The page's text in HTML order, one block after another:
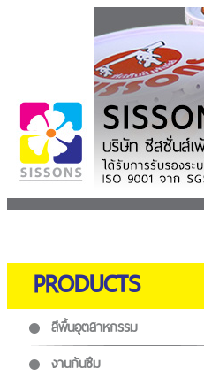
PRODUCTS
สีพื้นอุตสาหกรรม
งานกันซึม